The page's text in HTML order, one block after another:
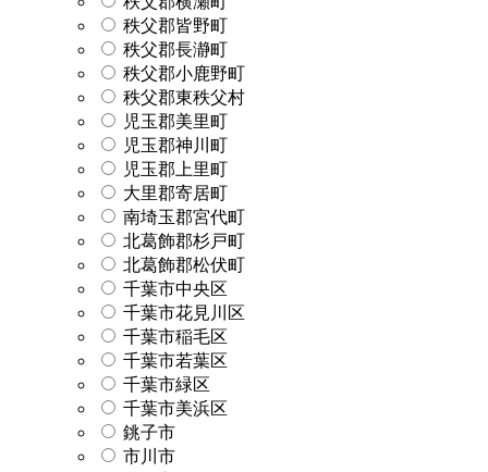
秩父郡皆野町
秩父郡長瀞町
秩父郡小鹿野町
秩父郡東秩父村
児玉郡美里町
児玉郡神川町
児玉郡上里町
大里郡寄居町
南埼玉郡宮代町
北葛飾郡杉戸町
北葛飾郡松伏町
千葉市中央区
千葉市花見川区
千葉市稲毛区
千葉市若葉区
千葉市緑区
千葉市美浜区
銚子市
市川市